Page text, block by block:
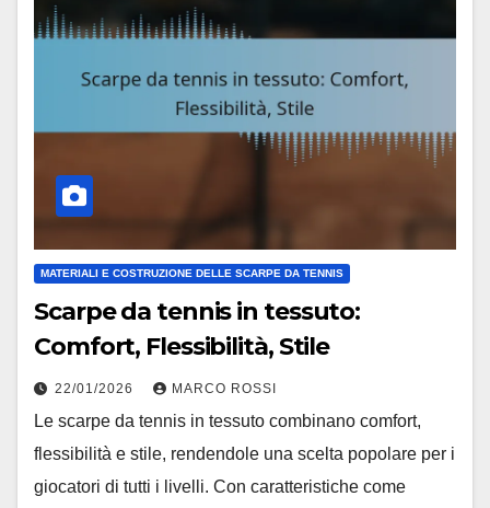
MATERIALI E COSTRUZIONE DELLE SCARPE DA TENNIS
Scarpe da tennis in tessuto:
Comfort, Flessibilità, Stile
22/01/2026 MARCO ROSSI
Le scarpe da tennis in tessuto combinano comfort,
flessibilità e stile, rendendole una scelta popolare per i
giocatori di tutti i livelli. Con caratteristiche come